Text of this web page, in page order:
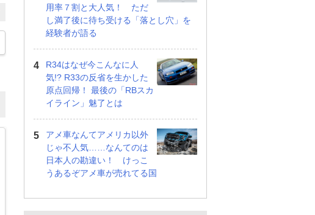
用率７割と大人気！ ただ
し満了後に待ち受ける「落とし穴」を
経験者が語る
R34はなぜ今こんなに人
気!? R33の反省を生かした
原点回帰！ 最後の「RBスカ
イライン」魅了とは
アメ車なんてアメリカ以外
じゃ不人気……なんてのは
日本人の勘違い！ けっこ
うあるぞアメ車が売れてる国